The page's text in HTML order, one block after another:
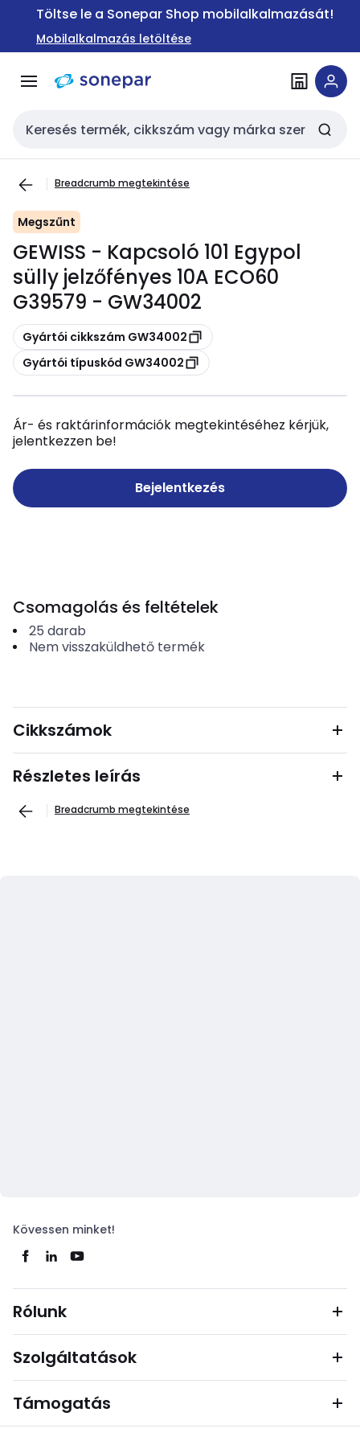
Ugrás a
Ugrás a
tartalomra
Töltse le a Sonepar Shop mobilalkalmazását!
Mobilalkalmazás letöltése
Keresési bemenet
Breadcrumb megtekintése
Megszűnt
GEWISS - Kapcsoló 101 Egypol
sülly jelzőfényes 10A ECO60
G39579 - GW34002
Másolás
Gyártói cikkszám GW34002
Másolás
Gyártói típuskód GW34002
Ár- és raktárinformációk megtekintéséhez kérjük,
jelentkezzen be!
Bejelentkezés
Csomagolás és feltételek
25 darab
Nem visszaküldhető termék
Cikkszámok
Részletes leírás
Breadcrumb megtekintése
Kövessen minket!
Rólunk
Szolgáltatások
Támogatás